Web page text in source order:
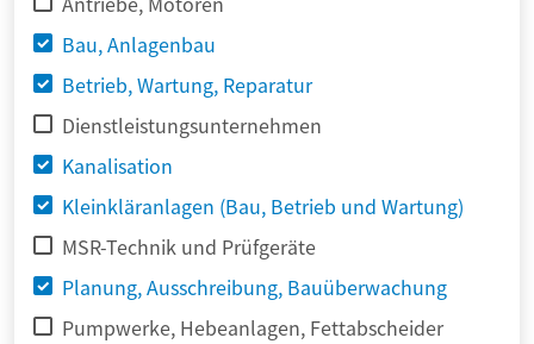
Bau, Anlagenbau
Betrieb, Wartung, Reparatur
Dienstleistungsunternehmen
Kanalisation
Kleinkläranlagen (Bau, Betrieb und Wartung)
MSR-Technik und Prüfgeräte
Planung, Ausschreibung, Bauüberwachung
Pumpwerke, Hebeanlagen, Fettabscheider